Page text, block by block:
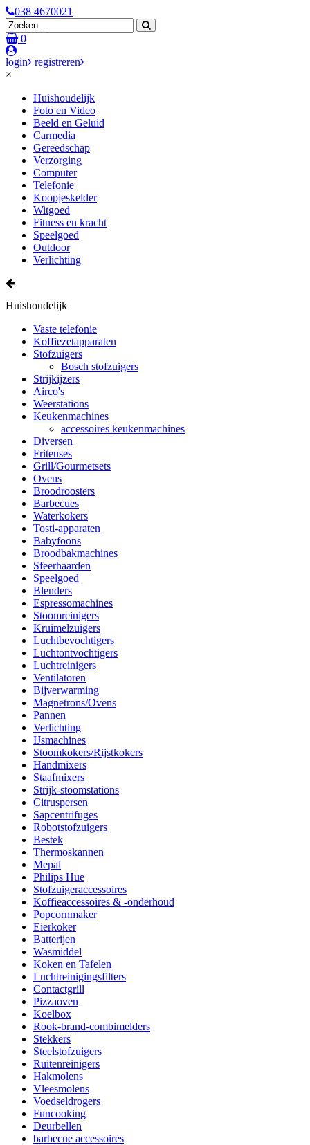
038 4670021
0
login
registreren
×
Huishoudelijk
Foto en Video
Beeld en Geluid
Carmedia
Gereedschap
Verzorging
Computer
Telefonie
Koopjeskelder
Witgoed
Fitness en kracht
Speelgoed
Outdoor
Verlichting
Huishoudelijk
Vaste telefonie
Koffiezetapparaten
Stofzuigers
Bosch stofzuigers
Strijkijzers
Airco's
Weerstations
Keukenmachines
accessoires keukenmachines
Diversen
Friteuses
Grill/Gourmetsets
Ovens
Broodroosters
Barbecues
Waterkokers
Tosti-apparaten
Babyfoons
Broodbakmachines
Sfeerhaarden
Speelgoed
Blenders
Espressomachines
Stoomreinigers
Kruimelzuigers
Luchtbevochtigers
Luchtontvochtigers
Luchtreinigers
Ventilatoren
Bijverwarming
Magnetrons/Ovens
Pannen
Verlichting
IJsmachines
Stoomkokers/Rijstkokers
Handmixers
Staafmixers
Strijk-stoomstations
Citruspersen
Sapcentrifuges
Robotstofzuigers
Bestek
Thermoskannen
Mepal
Philips Hue
Stofzuigeraccessoires
Koffieaccessoires & -onderhoud
Popcornmaker
Eierkoker
Batterijen
Wasmiddel
Koken en Tafelen
Luchtreinigingsfilters
Contactgrill
Pizzaoven
Koelbox
Rook-brand-combimelders
Stekkers
Steelstofzuigers
Ruitenreinigers
Hakmolens
Vleesmolens
Voedseldrogers
Funcooking
Deurbellen
barbecue accessoires